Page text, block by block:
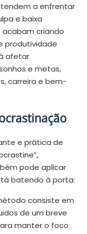
a enfrentar
e baixa
criando
produtividade
afetar
e metas,
carreira e bem-
e prática de
pode aplicar
batendo à porta:
consiste em
de um breve
manter o foco